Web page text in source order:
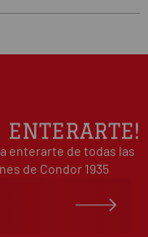
0%
0%
0%
enterarte de todas las
de Condor 1935